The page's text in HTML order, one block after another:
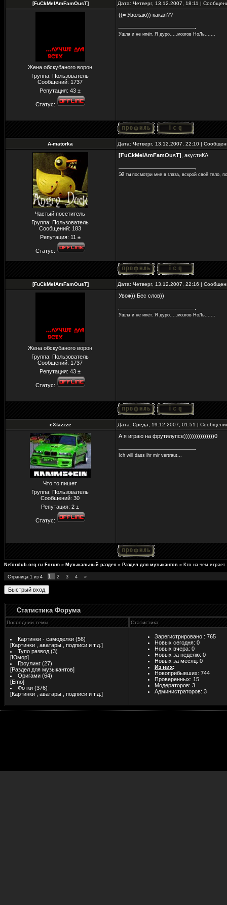
[FuCkMeIAmFamOusT] Дата: Четверг, 13.12.2007, 18:11 |
Жена обскубаного ворон
Группа: Пользователь
Сообщений: 1737
Репутация:43 ±
Статус:
((= Увожаю)) какая??
Ушла и не ипёт. Я дуро.....мозгов НоЛь.......
A-matorka Дата: Четверг, 13.12.2007, 22:10 |
Частый посетитель
Группа: Пользователь
Сообщений: 183
Репутация: 11 ±
Статус:
[FuCkMeIAmFamOusT] , акустиКА
Эй ты посмотри мне в глаза, вскрой своё тело,
[FuCkMeIAmFamOusT] Дата: Четверг, 13.12.2007, 22:16 |
Жена обскубаного ворон
Группа: Пользователь
Сообщений: 1737
Репутация:43 ±
Статус:
Увож)) Бес слов))
Ушла и не ипёт. Я дуро.....мозгов НоЛь.......
eXtazzze Дата: Среда, 19.12.2007, 01:51 |
Что то пишет
Группа: Пользователь
Сообщений:30
Репутация:2 ±
Статус:
А я играю на фрутилупсе)))))))))))))))0
Ich will dass ihr mir vertraut...
Neforclub.org.ru Forum » Музыкальный раздел » Раздел для музыкантов » Кто на чем
Страница 1 из 4 1 2 3 4 »
Статистика Форума
Последнии темы Статистика
Картинки - самоделки (56)
[Картинки , аватары , подписи и т.д. ]
Тупо развод (3)
[Юмор]
Гроулинг (27)
[Раздел для музыкантов]
Оригами (64)
[Emo]
Фотки (376)
[Картинки , аватары , подписи и т.д. ]
Зарегистрировано : 765
Новых сегодня: 0
Новых вчера: 0
Новых за неделю: 0
Новых за месяц: 0
Из них:
Новоприбывших: 744
Проверенных: 15
Модераторов: 3
Администраторов: 3